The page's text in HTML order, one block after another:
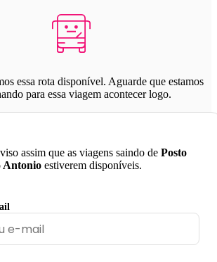
essa rota disponível. Aguarde que estamos
para essa viagem acontecer logo.
assim que as viagens saindo de Posto
Antonio estiverem disponíveis.